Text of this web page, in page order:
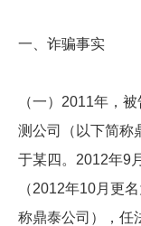
一、诈骗事实
（一）2011年，
测公司（以下简称
于某四。2012年9
（2012年10月更
称鼎泰公司），任